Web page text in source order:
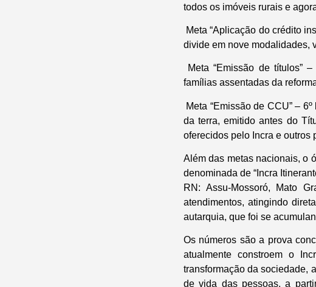
todos os imóveis rurais e
Meta “Aplicação do crédito
divide em nove modalidades,
Meta “Emissão de títulos”
famílias assentadas da
Meta “Emissão de CCU” –
da terra, emitido antes do
oferecidos pelo Incra e outros
Além das metas nacionais, o
denominada de “Incra
RN: Assu-Mossoró, Mato
atendimentos, atingindo
autarquia, que foi se
Os números são a prova
atualmente constroem o
transformação da sociedade,
de vida das pessoas, a